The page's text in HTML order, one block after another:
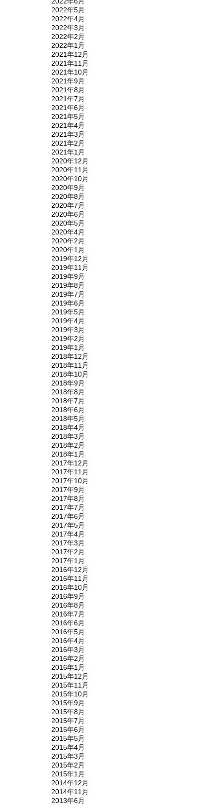
2022年5月
2022年4月
2022年3月
2022年2月
2022年1月
2021年12月
2021年11月
2021年10月
2021年9月
2021年8月
2021年7月
2021年6月
2021年5月
2021年4月
2021年3月
2021年2月
2021年1月
2020年12月
2020年11月
2020年10月
2020年9月
2020年8月
2020年7月
2020年6月
2020年5月
2020年4月
2020年2月
2020年1月
2019年12月
2019年11月
2019年9月
2019年8月
2019年7月
2019年6月
2019年5月
2019年4月
2019年3月
2019年2月
2019年1月
2018年12月
2018年11月
2018年10月
2018年9月
2018年8月
2018年7月
2018年6月
2018年5月
2018年4月
2018年3月
2018年2月
2018年1月
2017年12月
2017年11月
2017年10月
2017年9月
2017年8月
2017年7月
2017年6月
2017年5月
2017年4月
2017年3月
2017年2月
2017年1月
2016年12月
2016年11月
2016年10月
2016年9月
2016年8月
2016年7月
2016年6月
2016年5月
2016年4月
2016年3月
2016年2月
2016年1月
2015年12月
2015年11月
2015年10月
2015年9月
2015年8月
2015年7月
2015年6月
2015年5月
2015年4月
2015年3月
2015年2月
2015年1月
2014年12月
2014年11月
2013年6月